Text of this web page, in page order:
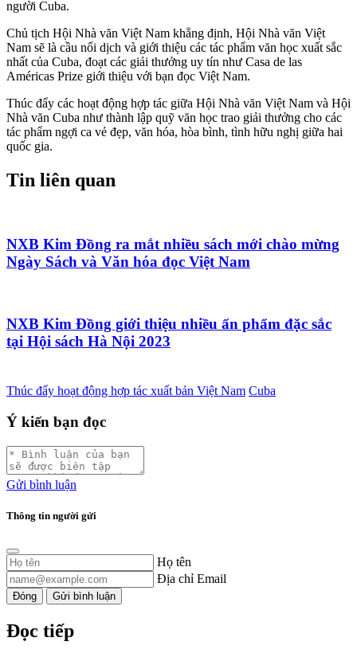
người Cuba.
Chủ tịch Hội Nhà văn Việt Nam khẳng định, Hội Nhà văn Việt
Nam sẽ là cầu nối dịch và giới thiệu các tác phẩm văn học xuất sắc
nhất của Cuba, đoạt các giải thưởng uy tín như Casa de las
Américas Prize giới thiệu với bạn đọc Việt Nam.
Thúc đẩy các hoạt động hợp tác giữa Hội Nhà văn Việt Nam và Hội
Nhà văn Cuba như thành lập quỹ văn học trao giải thưởng cho các
tác phẩm ngợi ca vẻ đẹp, văn hóa, hòa bình, tình hữu nghị giữa hai
quốc gia.
Tin liên quan
NXB Kim Đồng ra mắt nhiều sách mới chào mừng
Ngày Sách và Văn hóa đọc Việt Nam
NXB Kim Đồng giới thiệu nhiều ấn phẩm đặc sắc
tại Hội sách Hà Nội 2023
Thúc đẩy hoạt động hợp tác xuất bản Việt Nam Cuba
Ý kiến bạn đọc
Gửi bình luận
Thông tin người gửi
Họ tên
Địa chỉ Email
Đóng Gửi bình luận
Đọc tiếp